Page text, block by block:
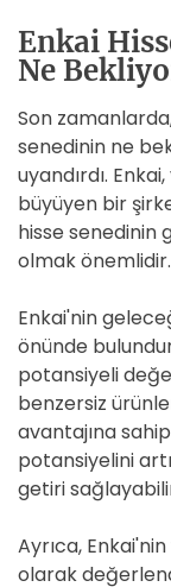
Enkai
Ne
Son
senedinin ne
uyandırdı.
büyüyen bir
hisse senedinin
olmak önemlidir.
Enkai'nin
önünde
potansiyeli
benzersiz
avantajına
potansiyelini
getiri
Ayrıca,
olarak